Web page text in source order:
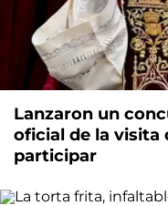
Lanzaron un
oficial de la visita
participar